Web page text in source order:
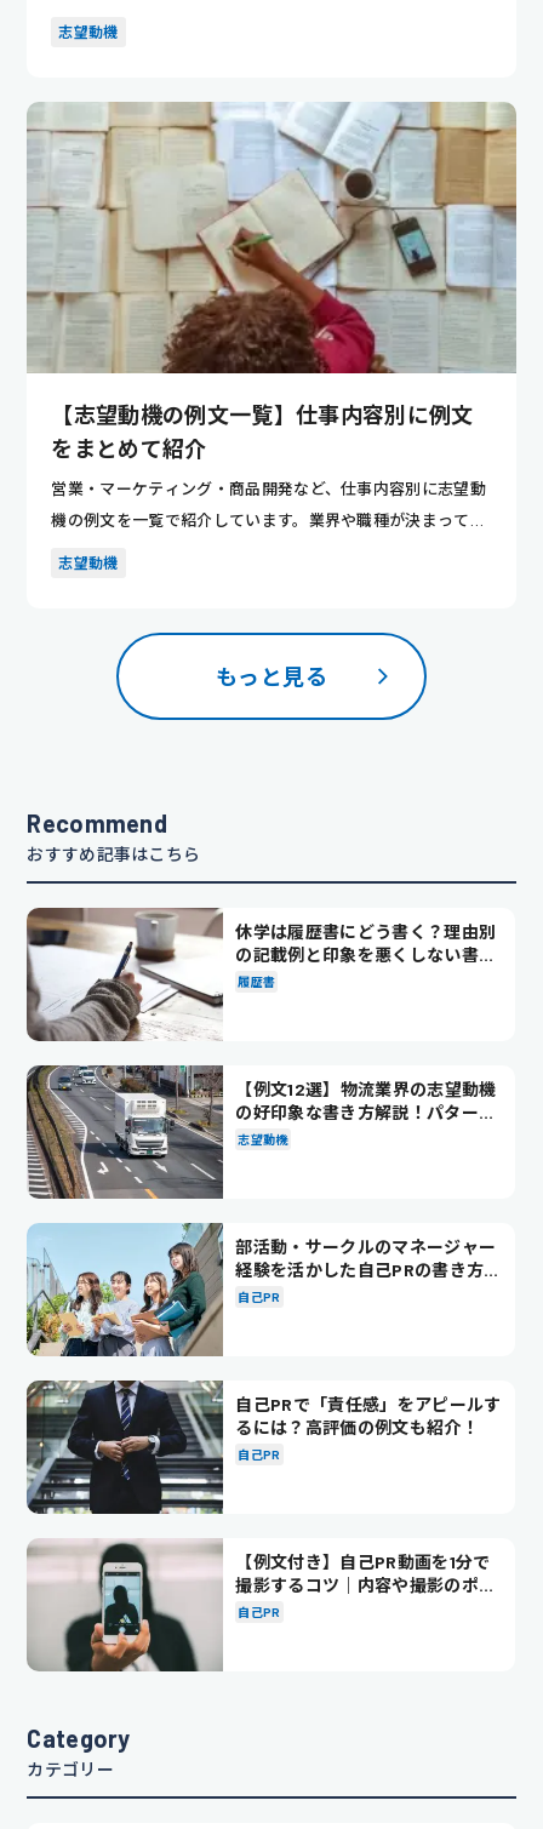
ントが分かり...
志望動機
【志望動機の例文一覧】仕事内容別に例文
をまとめて紹介
営業・マーケティング・商品開発など、仕事内容別に志望動
機の例文を一覧で紹介しています。業界や職種が決まってい
ない人でも、...
志望動機
もっと見る
Recommend
おすすめ記事はこちら
休学は履歴書にどう書く？理由別
の記載例と印象を悪くしない書き
方を解説
履歴書
【例文12選】物流業界の志望動機
の好印象な書き方解説！パターン
別の例文も紹介
志望動機
部活動・サークルのマネージャー
経験を活かした自己PRの書き方を
徹底解説！
自己PR
自己PRで「責任感」をアピールす
るには？高評価の例文も紹介！
自己PR
【例文付き】自己PR動画を1分で
撮影するコツ｜内容や撮影のポイ
ントも解説
自己PR
Category
カテゴリー